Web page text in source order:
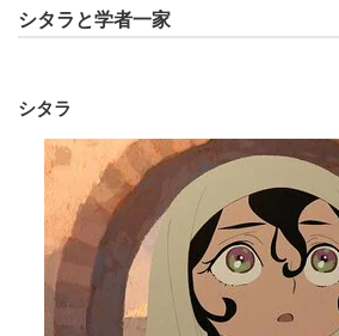
シタラと学者一家
シタラ